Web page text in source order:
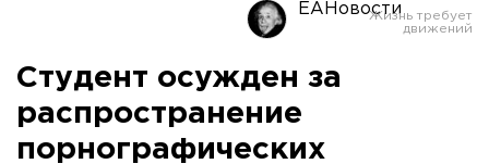
ЕАНовости
Студент осужден за
распространение
порнографических